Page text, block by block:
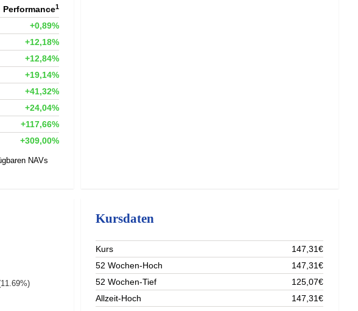
Performance1
+0,89%
+12,18%
+12,84%
+19,14%
+41,32%
+24,04%
+117,66%
+309,00%
NAVs
Kursdaten
Kurs
147,31€
52 Wochen-Hoch
147,31€
52 Wochen-Tief
125,07€
Allzeit-Hoch
147,31€